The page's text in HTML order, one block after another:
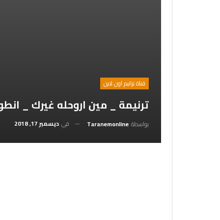
قناة ترانيم اون لاين
ترنيمة _ مين اروحله غيرك _
بواسطة Taranemonline في ديسمبر 17, 2018